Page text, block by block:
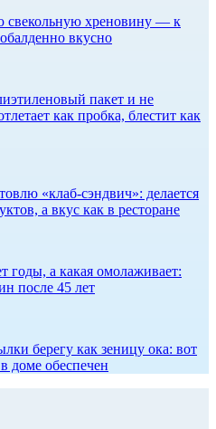
свекольную хреновину — к
вкусно
пакет и не
как пробка, блестит как
«клаб-сэндвич»: делается
а вкус как в ресторане
годы, а какая омолаживает:
после 45 лет
берегу как зеницу ока: вот
доме обеспечен